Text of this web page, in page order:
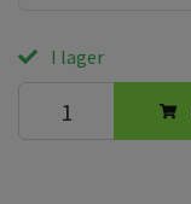
I lager